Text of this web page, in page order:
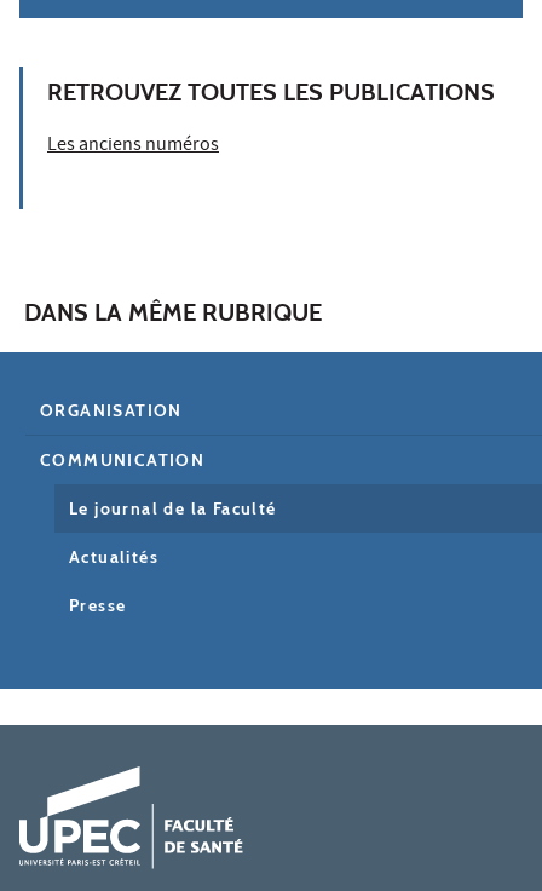
RETROUVEZ TOUTES LES PUBLICATIONS
Les anciens numéros
DANS LA MÊME RUBRIQUE
ORGANISATION
COMMUNICATION
Le journal de la Faculté
Actualités
Presse